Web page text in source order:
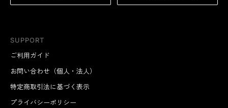
SUPPORT
ご利用ガイド
お問い合わせ（個人・法人）
特定商取引法に基づく表示
プライバシーポリシー